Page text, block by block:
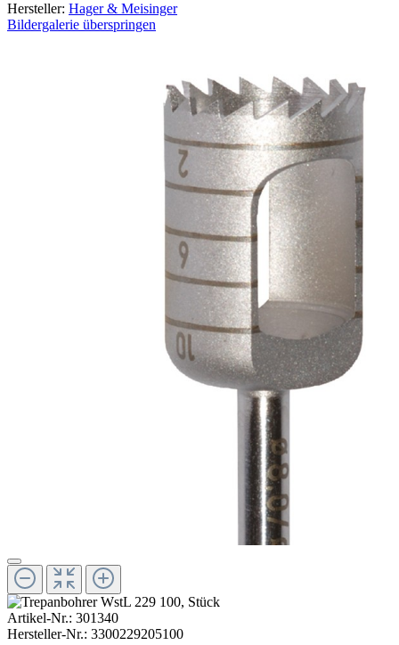
Hersteller: Hager & Meisinger
Bildergalerie überspringen
Artikel-Nr.: 301340
Hersteller-Nr.: 3300229205100